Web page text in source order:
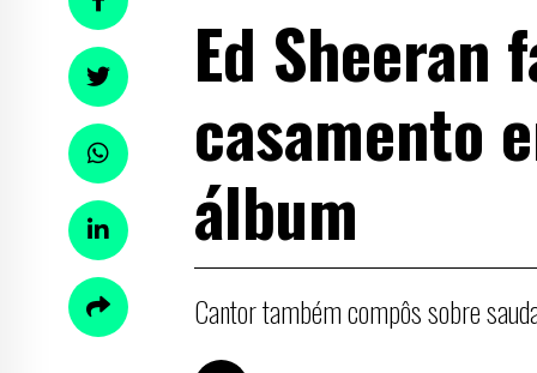
Ed Sheeran
casamento
álbum
Cantor também compôs sobre